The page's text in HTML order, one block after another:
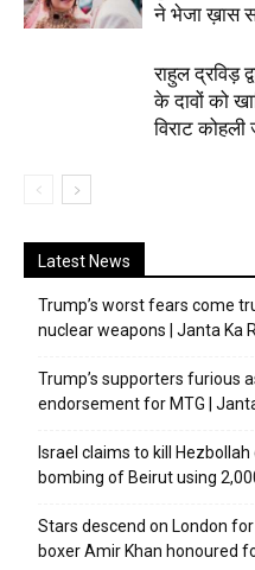
ने भेजा ख़ास
राहुल द्रविड़
के दावों को
विराट
Latest News
Trump’s worst fears come
nuclear weapons | Janta Ka
Trump’s supporters furious
endorsement for MTG |
Israel claims to kill
bombing of Beirut using
Stars descend on London
boxer Amir Khan honoured